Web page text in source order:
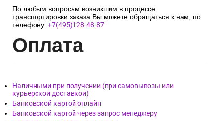
По любым вопросам возникшим в процессе
транспортировки заказа Вы можете обращаться к нам, по
телефону. +7(495)128-48-87
Оплата
Наличными при получении (при самовывозы или
курьерской доставкой)
Банковской картой онлайн
Банковской картой через запрос менеджеру